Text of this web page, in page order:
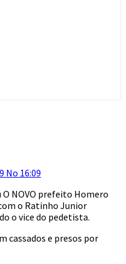
No 16:09
O NOVO prefeito Homero
o Ratinho Junior
o vice do pedetista.
cassados e presos por